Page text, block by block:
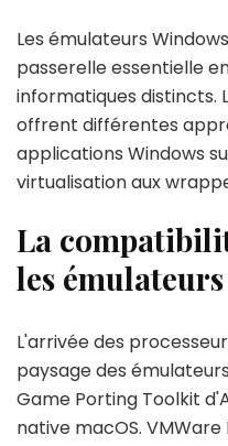
Les émulateurs
passerelle essentielle
informatiques distincts.
offrent différentes
applications Windows
virtualisation aux
La
les
L'arrivée des
paysage des
Game Porting Toolkit
native macOS.